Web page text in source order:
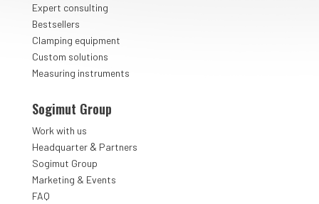
Expert consulting
Bestsellers
Clamping equipment
Custom solutions
Measuring instruments
Sogimut Group
Work with us
Headquarter& Partners
Sogimut Group
Marketing & Events
FAQ